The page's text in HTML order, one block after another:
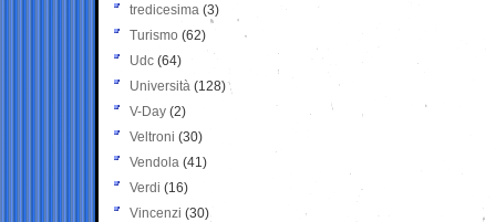
tredicesima (3)
Turismo (62)
Udc (64)
Università (128)
V-Day (2)
Veltroni (30)
Vendola (41)
Verdi (16)
Vincenzi (30)